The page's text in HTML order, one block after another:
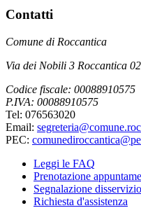
Contatti
Comune di Roccantica
Via dei Nobili 3 Roccantica
Codice fiscale: 00088910575
P.IVA: 00088910575
Tel: 076563020
Email:
PEC:
Leggi le FAQ
Prenotazione
Segnalazione disservizio
Richiesta d'assistenza